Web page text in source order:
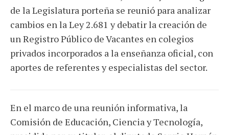
de la Legislatura porteña se reunió para analizar
cambios en la Ley 2.681 y debatir la creación de
un Registro Público de Vacantes en colegios
privados incorporados a la enseñanza oficial, con
aportes de referentes y especialistas del sector.
En el marco de una reunión informativa, la
Comisión de Educación, Ciencia y Tecnología,